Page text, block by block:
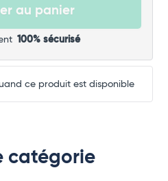
au panier
100% sécurisé
ce produit est disponible
catégorie